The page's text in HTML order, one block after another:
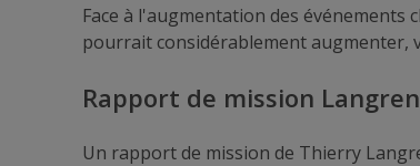
Face à l'augmentation des événements
pourrait considérablement augmenter,
Rapport de mission
Un rapport de mission de Thierry